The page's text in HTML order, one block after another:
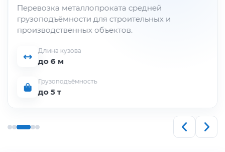
Перевозка металлопроката средней
грузоподъёмности для строительных и
производственных объектов.
Длина кузова
до 6 м
Грузоподъёмность
до 5 т